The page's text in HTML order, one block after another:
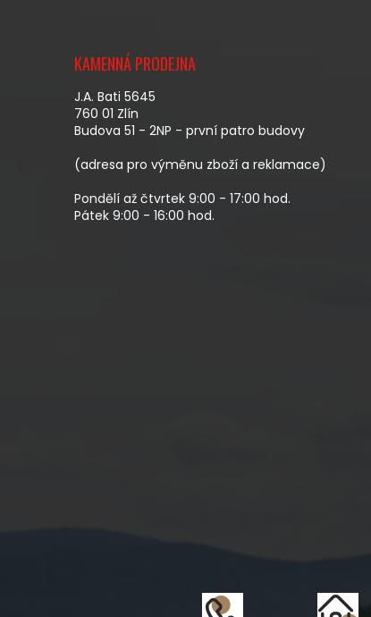
KAMENNÁ PRODEJNA
J.A. Bati 5645
760 01 Zlín
Budova 51 - 2NP - první patro budovy
(adresa pro výměnu zboží a reklamace)
Pondělí až čtvrtek 9:00 - 17:00 hod.
Pátek 9:00 - 16:00 hod.